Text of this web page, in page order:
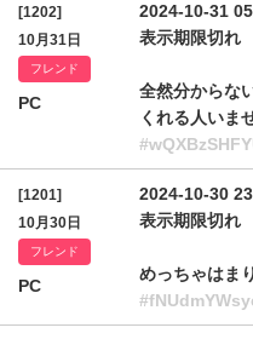
[1202]
10月31日
フレンド
PC
2024-10-31
表示期限切れ
全然分からな
くれる人いま
[1201]
10月30日
フレンド
PC
2024-10-30
表示期限切れ
めっちゃはま